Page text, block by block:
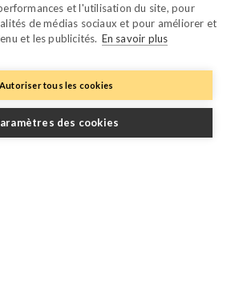
Trustpilot
et l'utilisation du site, pour
de médias sociaux et pour améliorer et
et les publicités. En savoir plus
Autoriser tous les cookies
des cookies